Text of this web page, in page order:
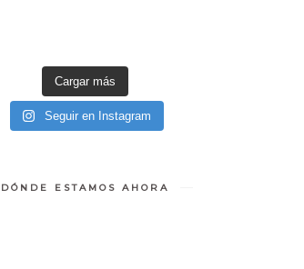
Cargar más
Seguir en Instagram
DÓNDE ESTAMOS AHORA